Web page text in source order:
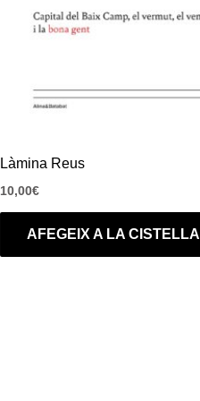
Làmina Reus
10,00€
AFEGEIX A LA CISTELLA